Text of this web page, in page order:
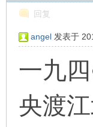
回复
angel 发表于
一九
央渡